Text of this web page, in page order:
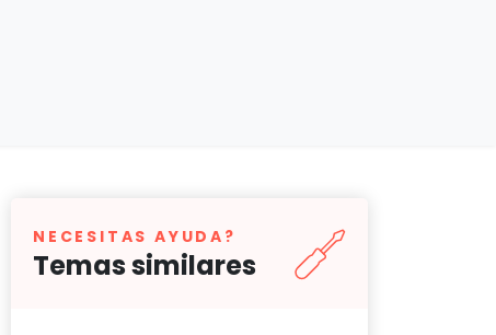
NECESITAS AYUDA?
Temas similares